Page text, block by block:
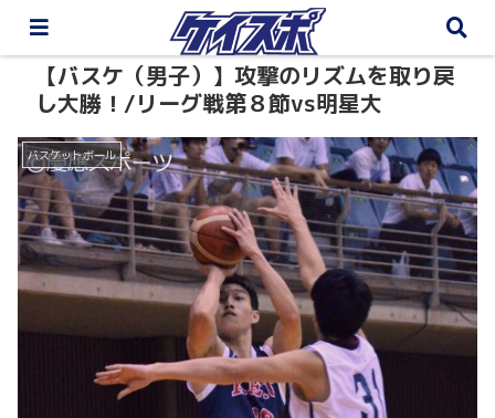
【バスケ（男子）】攻撃のリズムを取り戻
し大勝！/リーグ戦第８節vs明星大
バスケットボール